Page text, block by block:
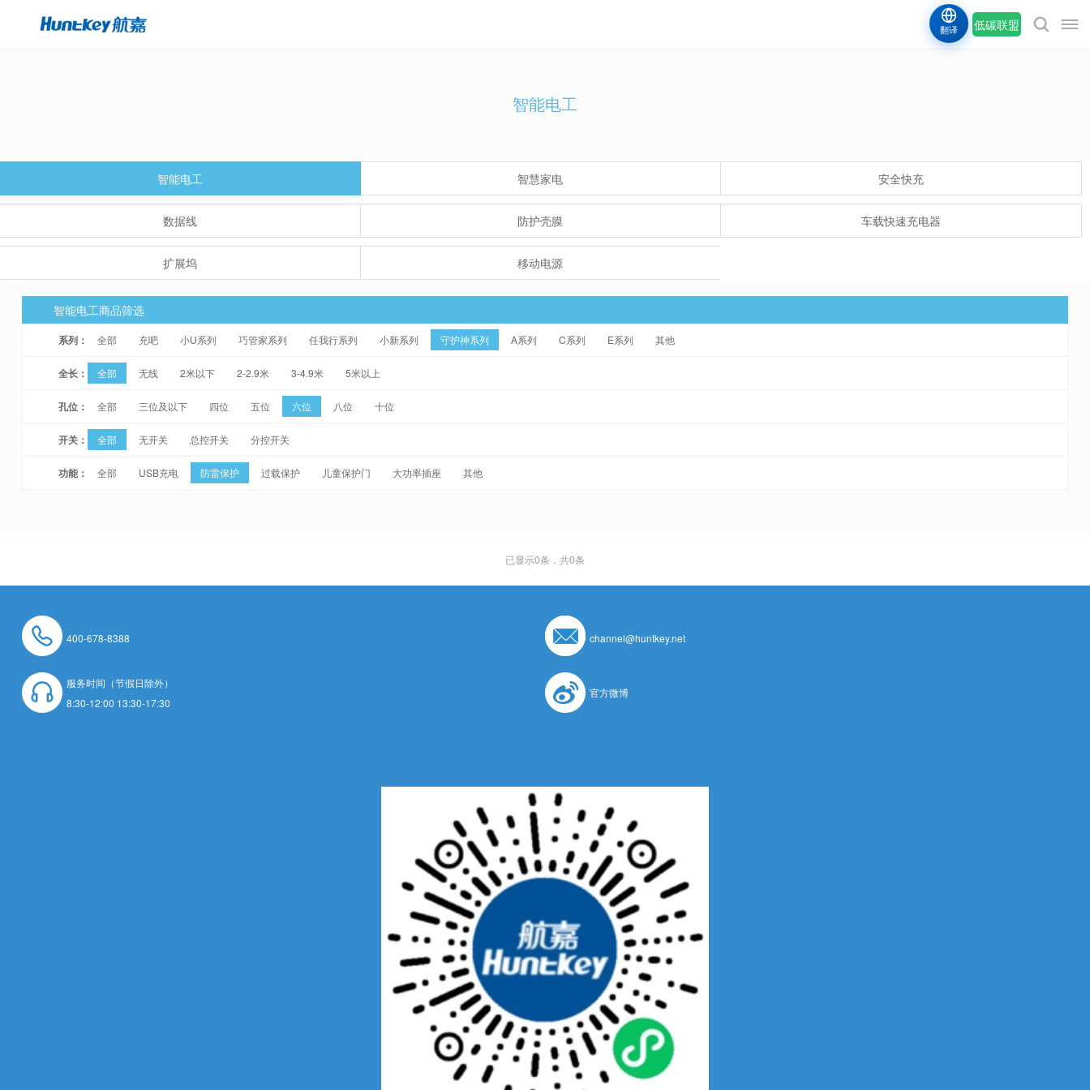
低碳联盟
翻译
智能电工
智能电工 智慧家电 安全快充
数据线 防护壳膜 车载快速充电器
扩展坞 移动电源
智能电工商品筛选
系列： 全部 充吧 小U系列 巧管家系列 任我行系列 小新系列 守护神系列 A系列 C系列 E系列 其他
全长： 全部 无线 2米以下 2-2.9米 3-4.9米 5米以上
孔位： 全部 三位及以下 四位 五位 六位 八位 十位
开关： 全部 无开关 总控开关 分控开关
功能： 全部 USB充电 防雷保护 过载保护 儿童保护门 大功率插座 其他
已显示0条，共0条
400-678-8388 channel@huntkey.net
服务时间（节假日除外）
8:30-12:00 13:30-17:30
官方微博